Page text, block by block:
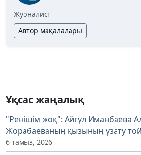
Журналист
Автор мақалалары
Ұқсас жаңалық
"Ренішім жоқ": Айгүл Иманбаева
Жорабаеваның қызының ұзату
6 тамыз, 2026